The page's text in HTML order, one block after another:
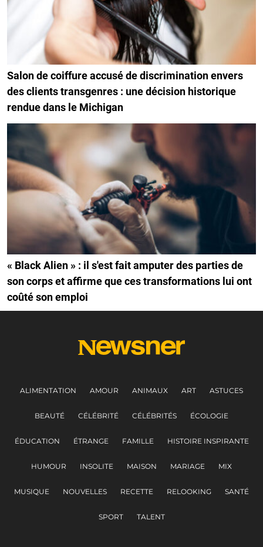
Salon de coiffure accusé de discrimination envers
des clients transgenres : une décision historique
rendue dans le Michigan
« Black Alien » : il s'est fait amputer des parties de
son corps et affirme que ces transformations lui ont
coûté son emploi
ALIMENTATION AMOUR ANIMAUX ART ASTUCES
BEAUTÉ CÉLÉBRITÉ CÉLÉBRITÉS ÉCOLOGIE
ÉDUCATION ÉTRANGE FAMILLE HISTOIRE INSPIRANTE
HUMOUR INSOLITE MAISON MARIAGE MIX
MUSIQUE NOUVELLES RECETTE RELOOKING SANTÉ
SPORT TALENT